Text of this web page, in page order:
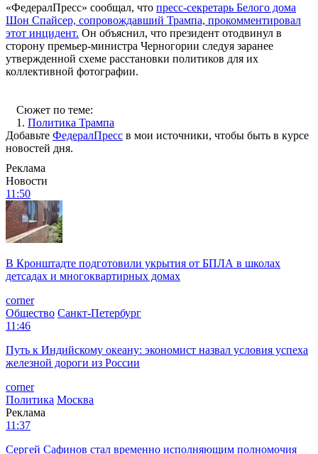
«ФедералПресс» сообщал, что пресс-секретарь Белого дома
Шон Спайсер, сопровождавший Трампа, прокомментировал
этот инцидент. Он объяснил, что президент отодвинул в
сторону премьер-министра Черногории следуя заранее
утвержденной схеме расстановки политиков для их
коллективной фотографии.
Сюжет по теме:
1. Политика Трампа
Добавьте ФедералПресс в мои источники, чтобы быть в курсе
новостей дня.
Реклама
Новости
11:50
В Кронштадте подготовили укрытия от БПЛА в школах
детсадах и многоквартирных домах
corner
Общество Санкт-Петербург
11:46
Путь к Индийскому океану: экономист назвал условия успеха
железной дороги из России
corner
Политика Москва
Реклама
11:37
Сергей Сафинов стал временно исполняющим полномочия